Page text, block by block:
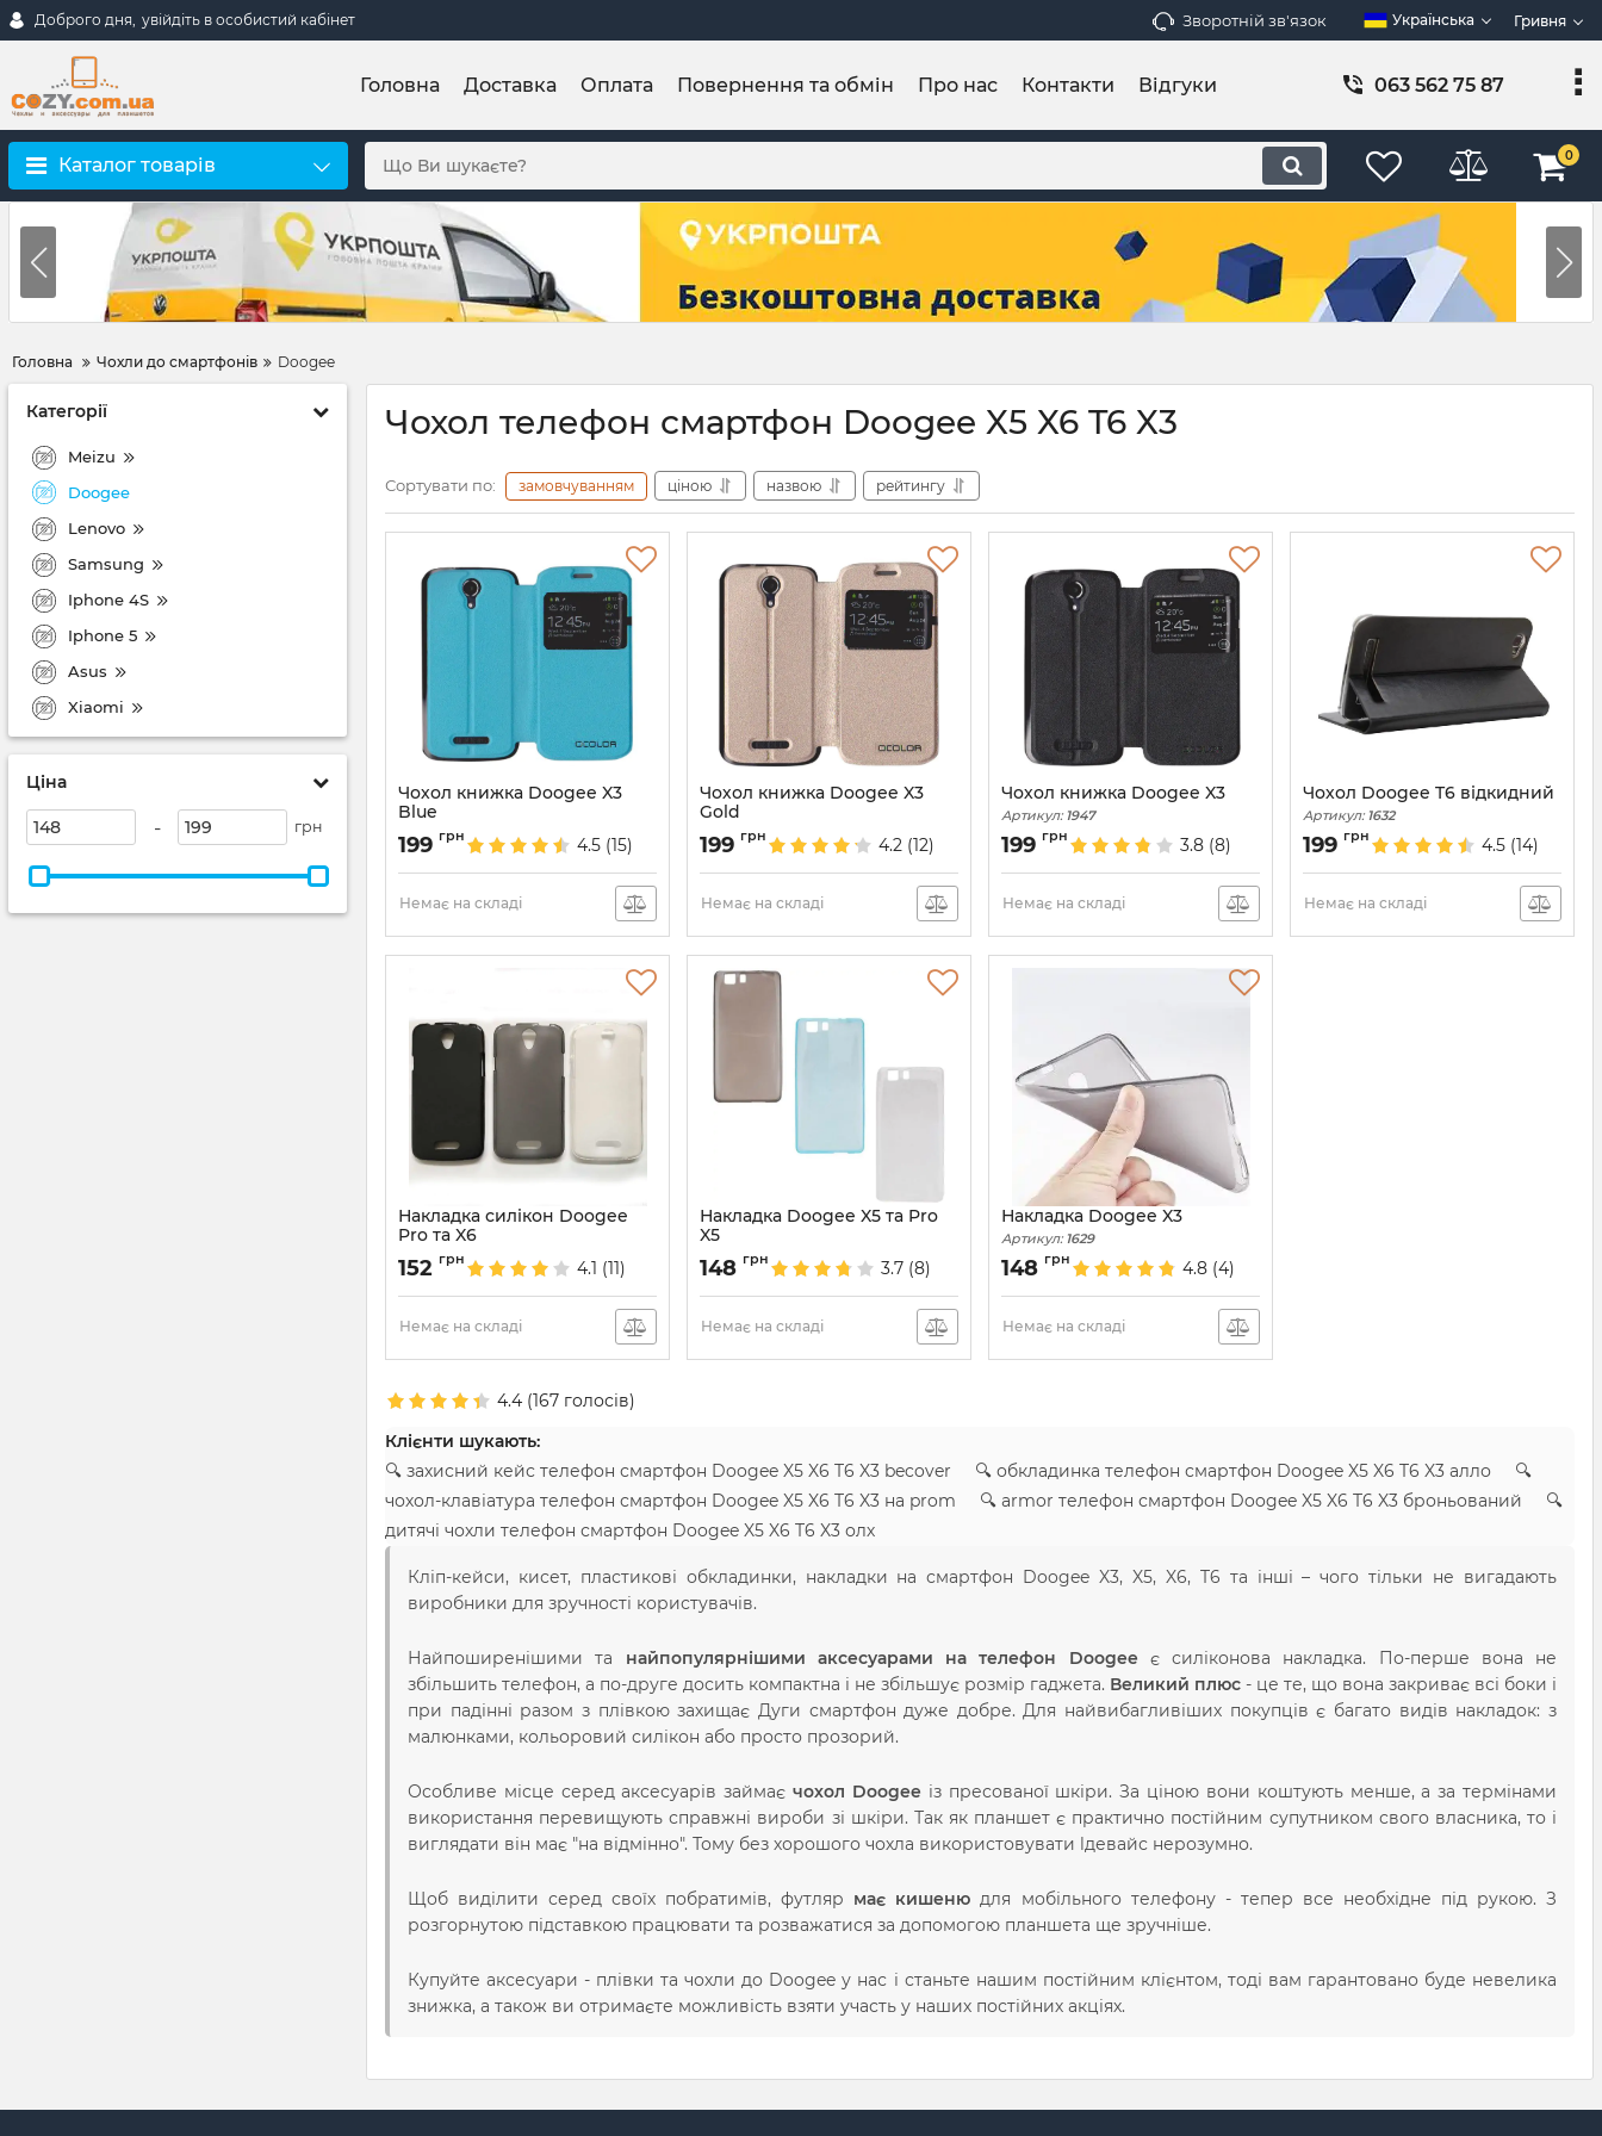
Доброго дня, увійдіть в особистий кабінет Зворотній зв'язок Українська Гривня
Головна Доставка Оплата Повернення та обмін Про нас Контакти Відгуки 063 562 75 87
Каталог товарів 0
Головна Чохли до смартфонів Doogee
Категорії
Meizu
Doogee
Lenovo
Samsung
Iphone 4S
Iphone 5
Asus
Xiaomi
Ціна
- грн
Чохол телефон смартфон Doogee X5 X6 T6 X3
Сортувати по: замовчуванням ціною назвою рейтингу
Чохол книжка Doogee X3
Blue
Артикул:1949
199 грн 4.5 (15)
Немає на складі
Чохол книжка Doogee X3
Gold
Артикул:1948
199 грн 4.2 (12)
Немає на складі
Чохол книжка Doogee X3
Артикул:1947
199 грн 3.8 (8)
Немає на складі
Чохол Doogee T6 відкидний
Артикул:1632
199 грн 4.5 (14)
Немає на складі
Накладка силікон Doogee
Pro та X6
Артикул:1631
152 грн 4.1 (11)
Немає на складі
Накладка Doogee X5 та Pro
X5
Артикул:1630
148 грн 3.7 (8)
Немає на складі
Накладка Doogee X3
Артикул:1629
148 грн 4.8 (4)
Немає на складі
4.4 (167 голосів)
Клієнти шукають:
🔍 захисний кейс телефон смартфон Doogee X5 X6 T6 X3 becover 🔍 обкладинка телефон смартфон Doogee X5 X6 T6 X3 алло 🔍
чохол-клавіатура телефон смартфон Doogee X5 X6 T6 X3 на prom 🔍 armor телефон смартфон Doogee X5 X6 T6 X3 броньований 🔍
дитячі чохли телефон смартфон Doogee X5 X6 T6 X3 олх
Кліп-кейси, кисет, пластикові обкладинки, накладки на смартфон Doogee X3, X5, X6, T6 та інші – чого тільки не вигадають
виробники для зручності користувачів.
Найпоширенішими та найпопулярнішими аксесуарами на телефон Doogee є силіконова накладка. По-перше вона не
збільшить телефон, а по-друге досить компактна і не збільшує розмір гаджета. Великий плюс - це те, що вона закриває всі боки і
при падінні разом з плівкою захищає Дуги смартфон дуже добре. Для найвибагливіших покупців є багато видів накладок: з
малюнками, кольоровий силікон або просто прозорий.
Особливе місце серед аксесуарів займаєчохол Doogee із пресованої шкіри. За ціною вони коштують менше, а за термінами
використання перевищують справжні вироби зі шкіри. Так як планшет є практично постійним супутником свого власника, то і
виглядати він має "на відмінно". Тому без хорошого чохла використовувати lдевайс нерозумно.
Щоб виділити серед своїх побратимів, футляр має кишеню для мобільного телефону - тепер все необхідне під рукою. З
розгорнутою підставкою працювати та розважатися за допомогою планшета ще зручніше.
Купуйте аксесуари - плівки та чохли до Doogee у нас і станьте нашим постійним клієнтом, тоді вам гарантовано буде невелика
знижка, а також ви отримаєте можливість взяти участь у наших постійних акціях.